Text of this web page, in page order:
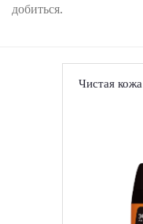
добиться.
Чистая кожа